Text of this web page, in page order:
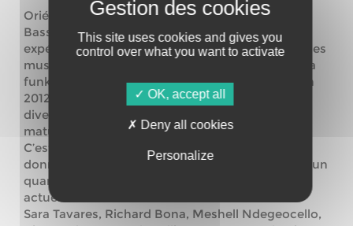
Oriélo est une artiste à multiples facettes.
Bassiste et contrebassiste de formation, elle a
expérimenté durant son parcours différents styles
musicaux. Du classique au jazz, en passant par la
funk, le rock ou encore le hip-hop, elle décide en
2012 de créer son propre univers, nourri de ces
diverses influences, et d’un propos arrivé à
maturité.
C’est à la guitare et au chant qu’elle choisit de
donner corps à ce répertoire, accompagnée par un
quartet solidement ancré dans les musiques
actuelles.
Sara Tavares, Richard Bona, Meshell Ndegeocello,
This site uses cookies and gives you
control over what you want to activate
OK, accept all
Deny all cookies
Personalize